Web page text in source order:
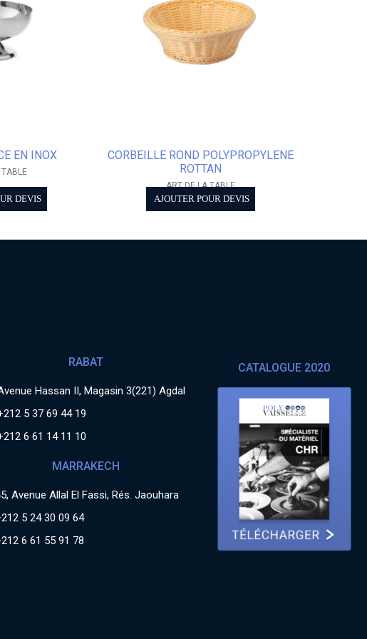
EN INOX
DEVIS
CORBEILLE ROND POLYPROPYLENE
ROTTAN
ART DE LA TABLE
AJOUTER POUR DEVIS
RABAT
Hassan II, Magasin 3(221) Agdal
5 37 69 44 19
6 61 14 11 10
MARRAKECH
Avenue Allal El Fassi, Rés. Jaouhara
5 24 30 09 64
6 61 55 91 78
CATALOGUE 2020